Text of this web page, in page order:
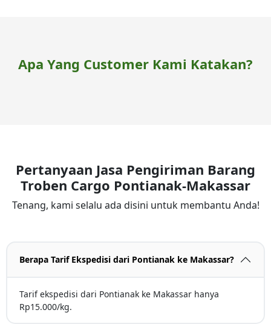
Apa Yang Customer Kami Katakan?
Pertanyaan Jasa Pengiriman Barang
Troben Cargo Pontianak-Makassar
Tenang, kami selalu ada disini untuk membantu Anda!
Berapa Tarif Ekspedisi dari Pontianak ke Makassar?
Tarif ekspedisi dari Pontianak ke Makassar hanya
Rp15.000/kg.